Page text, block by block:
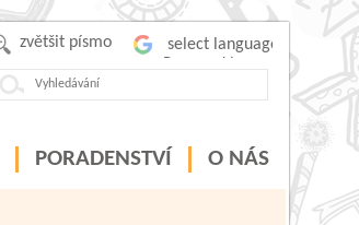
zvětšit písmo
PORADENSTVÍ O NÁS